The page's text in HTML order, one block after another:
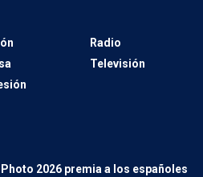
Radio
Televisión
2026 premia a los españoles